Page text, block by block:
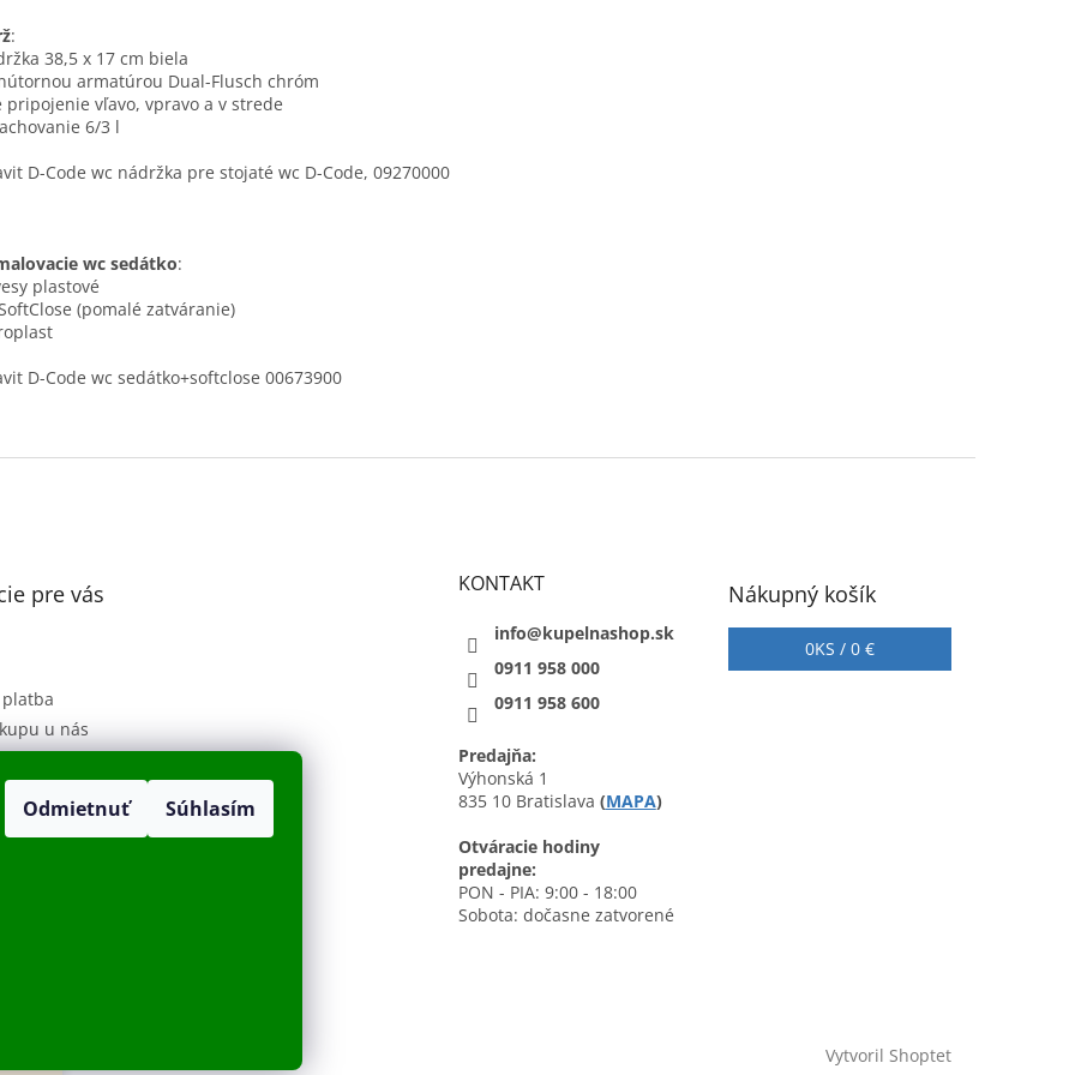
Odmietnuť Súhlasím
:
38,5 x 17 cm biela
armatúrou Dual-Flusch chróm
pripojenie vľavo, vpravo a v strede
6/3 l
D-Code wc nádržka pre stojaté wc D-Code, 09270000
wc sedátko:
plastové
(pomalé zatváranie)
D-Code wc sedátko+softclose 00673900
pre vás
u nás
údajov
KONTAKT
info@kupelnashop.sk
0911 958 000
0911 958 600
Predajňa:
Výhonská 1
835 10 Bratislava (MAPA)
Otváracie hodiny
predajne:
PON - PIA: 9:00 - 18:00
Sobota: dočasne zatvorené
Nákupný košík
0KS /0 €
Vytvoril Shoptet